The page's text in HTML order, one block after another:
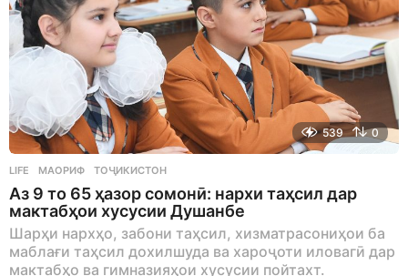
539 0
LIFE МАОРИФ ,ТОҶИКИСТОН
Аз 9 то 65 ҳазор сомонӣ: нархи таҳсил дар
мактабҳои хусусии Душанбе
Шарҳи нархҳо, забони таҳсил, хизматрасониҳои ба
маблағи таҳсил дохилшуда ва хароҷоти иловагӣ дар
мактабҳо ва гимназияҳои хусусии пойтахт.